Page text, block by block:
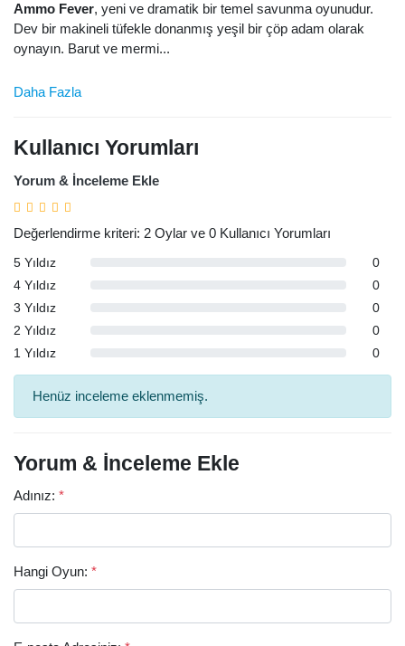
Ammo Fever, yeni ve dramatik bir temel savunma oyunudur.
Dev bir makineli tüfekle donanmış yeşil bir çöp adam olarak
oynayın. Barut ve mermi...
Daha Fazla
Kullanıcı Yorumları
Yorum & İnceleme Ekle
Değerlendirme kriteri: 2 Oylar ve 0 Kullanıcı Yorumları
5 Yıldız
0
4 Yıldız
0
3 Yıldız
0
2 Yıldız
0
1 Yıldız
0
Henüz inceleme eklenmemiş.
Yorum & İnceleme Ekle
Adınız: *
Hangi Oyun: *